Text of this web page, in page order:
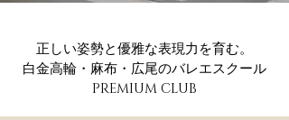
正しい姿勢と優雅な表現力を育む。
白金高輪・麻布・広尾のバレエスクール
PREMIUM CLUB